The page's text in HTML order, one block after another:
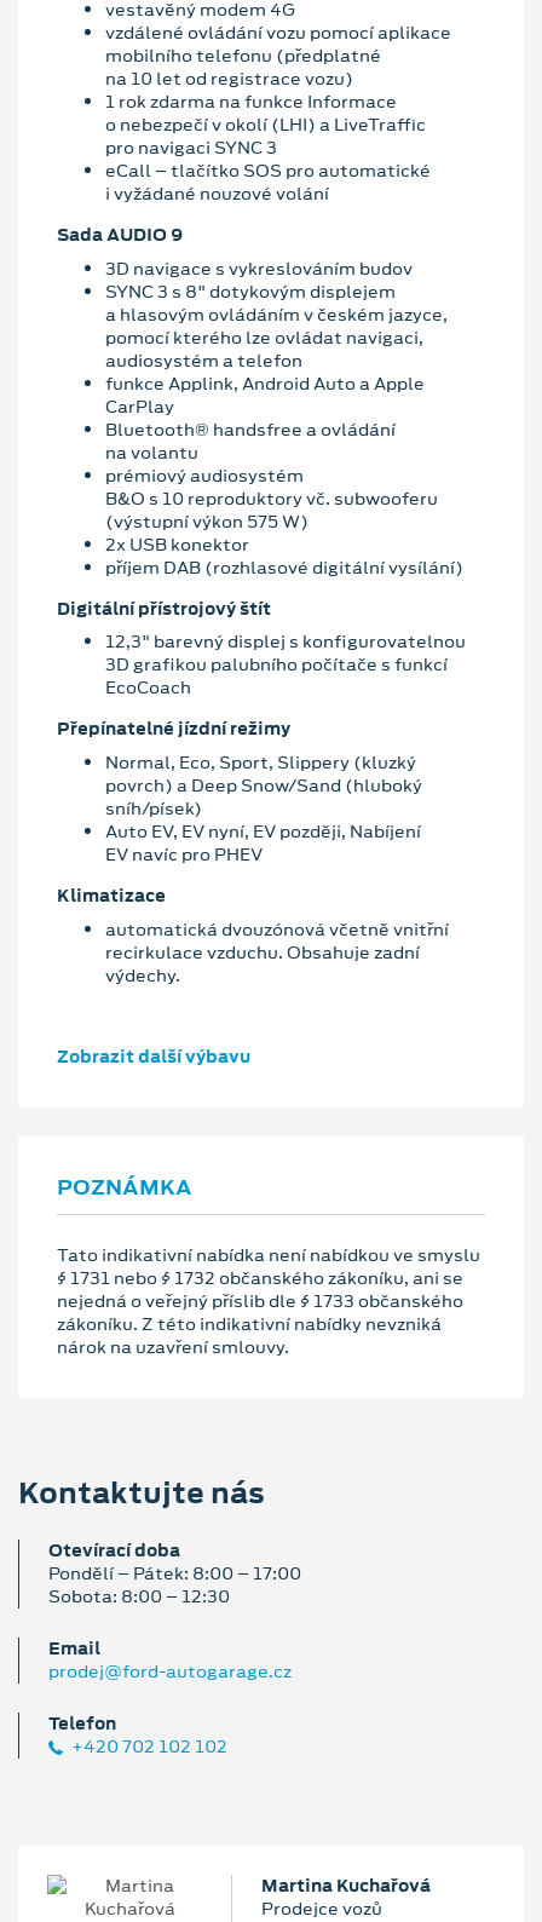
vestavěný modem 4G
vzdálené ovládání vozu pomocí aplikace
mobilního telefonu (předplatné
na 10 let od registrace vozu)
1 rok zdarma na funkce Informace
o nebezpečí v okolí (LHI) a LiveTraffic
pro navigaci SYNC 3
eCall – tlačítko SOS pro automatické
i vyžádané nouzové volání
Sada AUDIO 9
3D navigace s vykreslováním budov
SYNC 3 s 8" dotykovým displejem
a hlasovým ovládáním v českém jazyce,
pomocí kterého lze ovládat navigaci,
audiosystém a telefon
funkce Applink, Android Auto a Apple
CarPlay
Bluetooth® handsfree a ovládání
na volantu
prémiový audiosystém
B&O s 10 reproduktory vč. subwooferu
(výstupní výkon 575 W)
2x USB konektor
příjem DAB (rozhlasové digitální vysílání)
Digitální přístrojový štít
12,3" barevný displej s konfigurovatelnou
3D grafikou palubního počítače s funkcí
EcoCoach
Přepínatelné jízdní režimy
Normal, Eco, Sport, Slippery (kluzký
povrch) a Deep Snow/Sand (hluboký
sníh/písek)
Auto EV, EV nyní, EV později, Nabíjení
EV navíc pro PHEV
Klimatizace
automatická dvouzónová včetně vnitřní
recirkulace vzduchu. Obsahuje zadní
výdechy.
Zobrazit další výbavu
POZNÁMKA
Tato indikativní nabídka není nabídkou ve smyslu
§ 1731 nebo § 1732 občanského zákoníku, ani se
nejedná o veřejný příslib dle § 1733 občanského
zákoníku. Z této indikativní nabídky nevzniká
nárok na uzavření smlouvy.
Kontaktujte nás
Otevírací doba
Pondělí – Pátek: 8:00 – 17:00
Sobota: 8:00 – 12:30
Email
prodej@ford-autogarage.cz
Telefon
+420 702 102 102
Martina Kuchařová
Prodejce vozů